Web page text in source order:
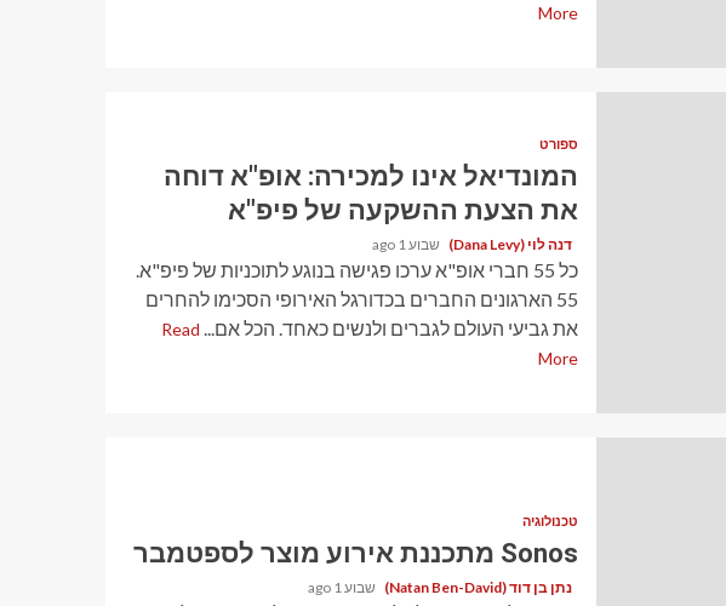
More
ספורט
המונדיאל אינו למכירה: אופ"א דוחה
את הצעת ההשקעה של פיפ"א
דנה לוי (Dana Levy) שבוע 1 ago
כל 55 חברי אופ"א ערכו פגישה בנוגע לתוכניות של פיפ"א.
55 הארגונים החברים בכדורגל האירופי הסכימו להחרים
את גביעי העולם לגברים ולנשים כאחד. הכל אם... Read
More
טכנולוגיה
Sonos מתכננת אירוע מוצר לספטמבר
נתן בן דוד (Natan Ben-David) שבוע 1 ago